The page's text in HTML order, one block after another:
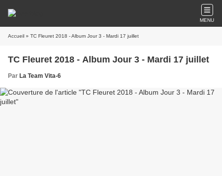
MENU
Accueil » TC Fleuret 2018 - Album Jour 3 - Mardi 17 juillet
TC Fleuret 2018 - Album Jour 3 - Mardi 17 juillet
Par La Team Vita-6